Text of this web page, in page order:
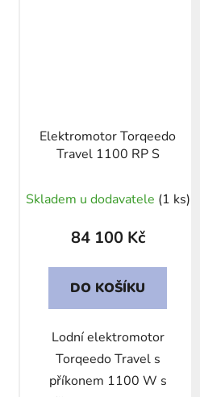
Elektromotor Torqeedo
Travel 1100 RP S
Skladem u dodavatele (1 ks)
84 100 Kč
DO KOŠÍKU
Lodní elektromotor
Torqeedo Travel s
příkonem 1100 W s